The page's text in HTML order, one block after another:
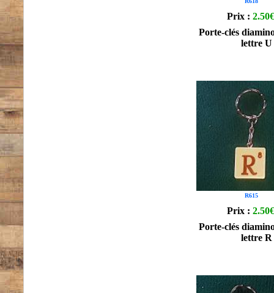
Prix : 2.50€
Porte-clés
lettre U
R615
Prix : 2.50€
Porte-clés
lettre R